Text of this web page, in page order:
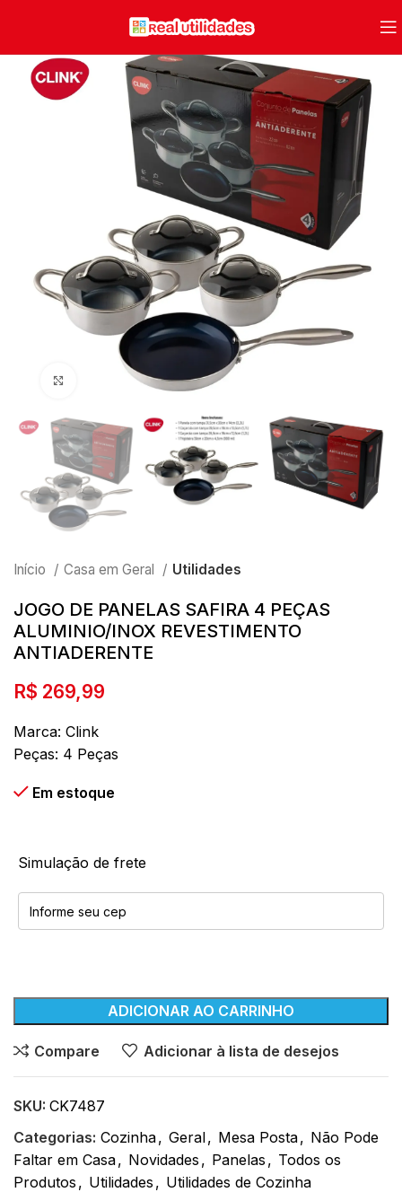
Clique para ampliar
Início Casa em Geral Utilidades
JOGO DE PANELAS SAFIRA 4 PEÇAS
ALUMINIO/INOX REVESTIMENTO
ANTIADERENTE
R$ 269,99
Marca: Clink
Peças: 4 Peças
Em estoque
Simulação de frete
ADICIONAR AO CARRINHO
Compare Adicionar à lista de desejos
SKU: CK7487
Categorias: Cozinha, Geral, Mesa Posta, Não Pode
Faltar em Casa, Novidades , Panelas , Todos os
Produtos , Utilidades , Utilidades de Cozinha